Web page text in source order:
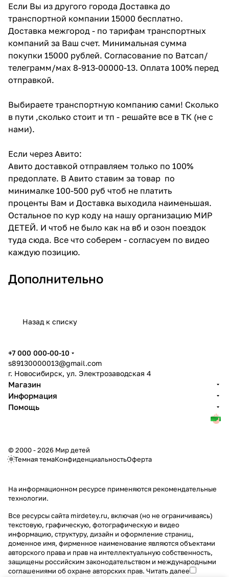
Если Вы из другого города Доставка до
транспортной компании 15000 бесплатно.
Доставка межгород - по тарифам транспортных
компаний за Ваш счет. Минимальная сумма
покупки 15000 рублей. Согласование по Ватсап/
телеграмм/мах 8-913-00000-13. Оплата 100% перед
отправкой.
Выбираете транспортную компанию сами! Сколько
в пути ,сколько стоит и тп - решайте все в ТК (не с
нами).
Если через Авито:
Авито доставкой отправляем только по 100%
предоплате. В Авито ставим за товар по
минималке 100-500 руб чтоб не платить
проценты Вам и Доставка выходила наименьшая.
Остальное по кур коду на нашу организацию МИР
ДЕТЕЙ. И чтоб не было как на вб и озон поездок
туда сюда. Все что соберем - согласуем по видео
каждую позицию.
Дополнительно
Назад к списку
+7 000 000-00-10
s89130000013@gmail.com
г. Новосибирск, ул. Электрозаводская 4
Магазин
Информация
Помощь
© 2000 - 2026 Мир детей
Темная темаКонфиденциальностьОферта
На информационном ресурсе применяются рекомендательные
технологии.
Все ресурсы сайта mirdetey.ru, включая (но не ограничиваясь)
текстовую, графическую, фотографическую и видео
информацию, структуру, дизайн и оформление страниц,
доменное имя, фирменное наименование являются объектами
авторского права и прав на интеллектуальную собственность,
защищены российским законодательством и международными
соглашениями об охране авторских прав. Читать далее